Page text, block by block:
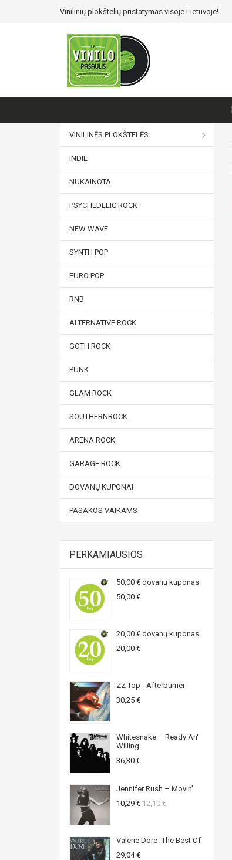
Vinilinių plokštelių pristatymas visoje Lietuvoje!
VINILINĖS PLOKŠTELĖS
INDIE
NUKAINOTA
PSYCHEDELIC ROCK
NEW WAVE
SYNTH POP
EURO POP
RNB
ALTERNATIVE ROCK
GOTH ROCK
PUNK
GLAM ROCK
SOUTHERNROCK
ARENA ROCK
GARAGE ROCK
DOVANŲ KUPONAI
PASAKOS VAIKAMS
PERKAMIAUSIOS
50,00 € dovanų kuponas
50,00 €
20,00 € dovanų kuponas
20,00 €
ZZ Top - Afterburner
30,25 €
Whitesnake ‎– Ready An'
Willing
36,30 €
Jennifer Rush ‎– Movin'
10,29 € 12,10 €
Valerie Dore- The Best Of
29,04 €